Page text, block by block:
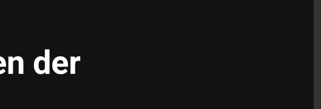
der